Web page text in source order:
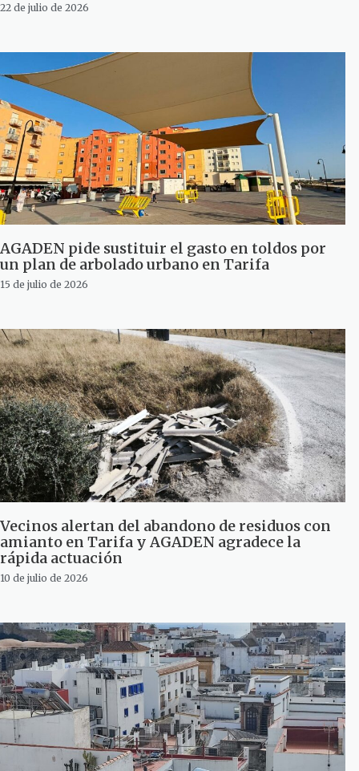
22 de julio de 2026
AGADEN pide sustituir el gasto en toldos por
un plan de arbolado urbano en Tarifa
15 de julio de 2026
Vecinos alertan del abandono de residuos con
amianto en Tarifa y AGADEN agradece la
rápida actuación
10 de julio de 2026